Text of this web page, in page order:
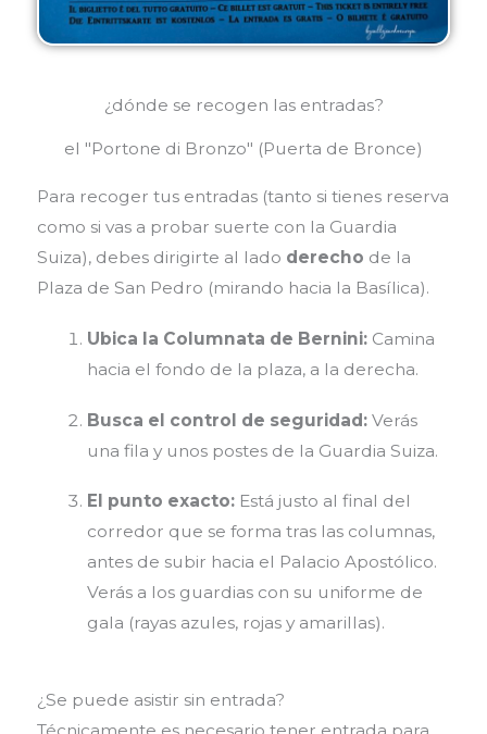
¿dónde se recogen las entradas?
el "Portone di Bronzo" (Puerta de Bronce)
Para recoger tus entradas (tanto si tienes reserva
como si vas a probar suerte con la Guardia
Suiza), debes dirigirte al lado derecho de la
Plaza de San Pedro (mirando hacia la Basílica).
Ubica la Columnata de Bernini: Camina
hacia el fondo de la plaza, a la derecha.
Busca el control de seguridad: Verás
una fila y unos postes de la Guardia Suiza.
El punto exacto: Está justo al final del
corredor que se forma tras las columnas,
antes de subir hacia el Palacio Apostólico.
Verás a los guardias con su uniforme de
gala (rayas azules, rojas y amarillas).
¿Se puede asistir sin entrada?